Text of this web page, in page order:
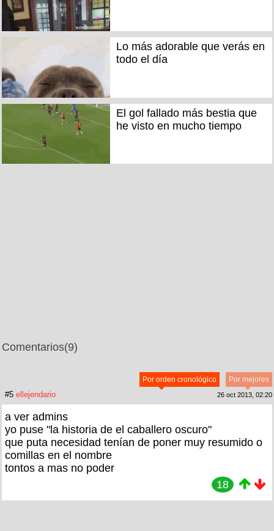
Lo más adorable que verás en
todo el día
El gol fallado más bestia que
he visto en mucho tiempo
Comentarios(9)
Por mejores
Por orden cronológico
#5 ellejendario 26 oct 2013, 02:20
a ver admins
yo puse "la historia de el caballero oscuro"
que puta necesidad tenían de poner muy resumido o
comillas en el nombre
tontos a mas no poder
18